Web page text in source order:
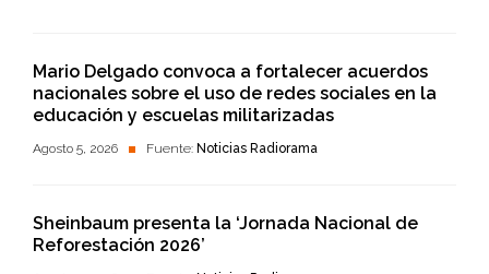
Mario Delgado convoca a fortalecer acuerdos
nacionales sobre el uso de redes sociales en la
educación y escuelas militarizadas
Agosto 5, 2026 Fuente: Noticias Radiorama
Sheinbaum presenta la ‘Jornada Nacional de
Reforestación 2026’